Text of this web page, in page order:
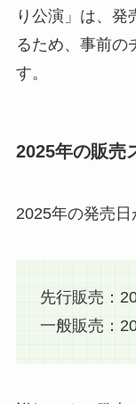
り公演」は、発
るため、事前の
す。
2025年の販売
2025年の発売日
先行販売：
一般販売：